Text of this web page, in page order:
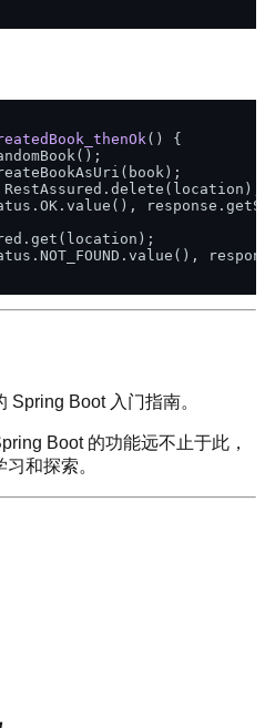
()
{
RestAssured.delete(location);
Boot 入门指南。
Boot 的功能远不止于此，
和探索。